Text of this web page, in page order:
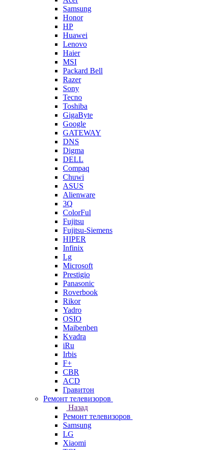
Samsung
Honor
HP
Huawei
Lenovo
Haier
MSI
Packard Bell
Razer
Sony
Tecno
Toshiba
GigaByte
Google
GATEWAY
DNS
Digma
DELL
Compaq
Chuwi
ASUS
Alienware
3Q
ColorFul
Fujitsu
Fujitsu-Siemens
HIPER
Infinix
Lg
Microsoft
Prestigio
Panasonic
Roverbook
Rikor
Yadro
OSIO
Maibenben
Kvadra
iRu
Irbis
F+
CBR
ACD
Гравитон
Ремонт телевизоров
Назад
Ремонт телевизоров
Samsung
LG
Xiaomi